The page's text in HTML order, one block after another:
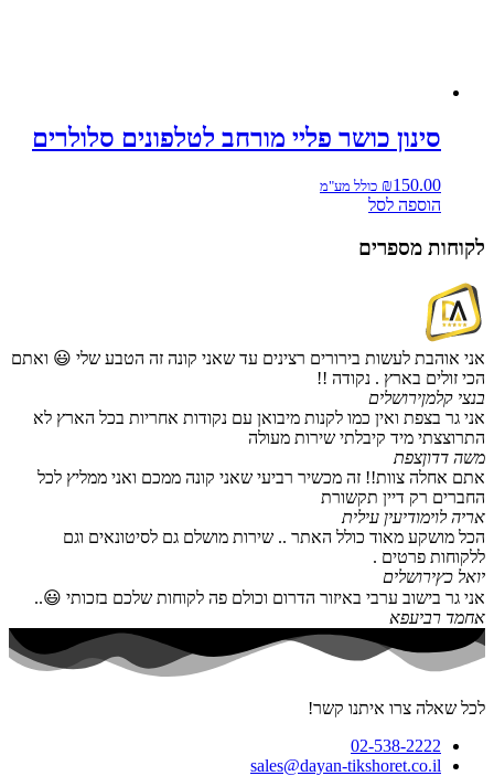
סינון כושר פליי מורחב לטלפונים סלולרים
₪150.00 כולל מע"מ
הוספה לסל
לקוחות מספרים
אני אוהבת לעשות בירורים רצינים עד שאני קונה זה הטבע שלי 😃 ואתם
הכי זולים בארץ . נקודה !!
בנצי קלמןירושלים
אני גר בצפת ואין כמו לקנות מיבואן עם נקודות אחריות בכל הארץ לא
התרוצצתי מיד קיבלתי שירות מעולה
משה דדוןצפת
אתם אחלה צוות!! זה מכשיר רביעי שאני קונה ממכם ואני ממליץ לכל
החברים רק דיין תקשורת
אריה לוימודיעין עילית
הכל מושקע מאוד כולל האתר .. שירות מושלם גם לסיטונאים וגם
ללקוחות פרטים .
יואל כץירושלים
אני גר בישוב ערבי באיזור הדרום וכולם פה לקוחות שלכם בזכותי 😃..
אחמד רביעפא
לכל שאלה צרו איתנו קשר!
02-538-2222
sales@dayan-tikshoret.co.il